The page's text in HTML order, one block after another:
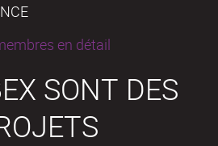
en détail
SONT DES